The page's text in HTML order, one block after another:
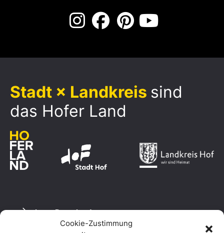
Cookie-Zustimmung
Stadt × Landkreis sind
das Hofer Land
Logo Download